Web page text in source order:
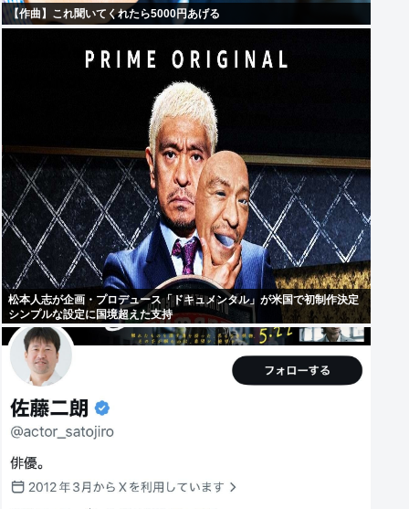
【作曲】これ聞いてくれたら5000円あげる
松本人志が企画・プロデュース「ドキュメンタル」が米国で初制作決定
シンプルな設定に国境超えた支持